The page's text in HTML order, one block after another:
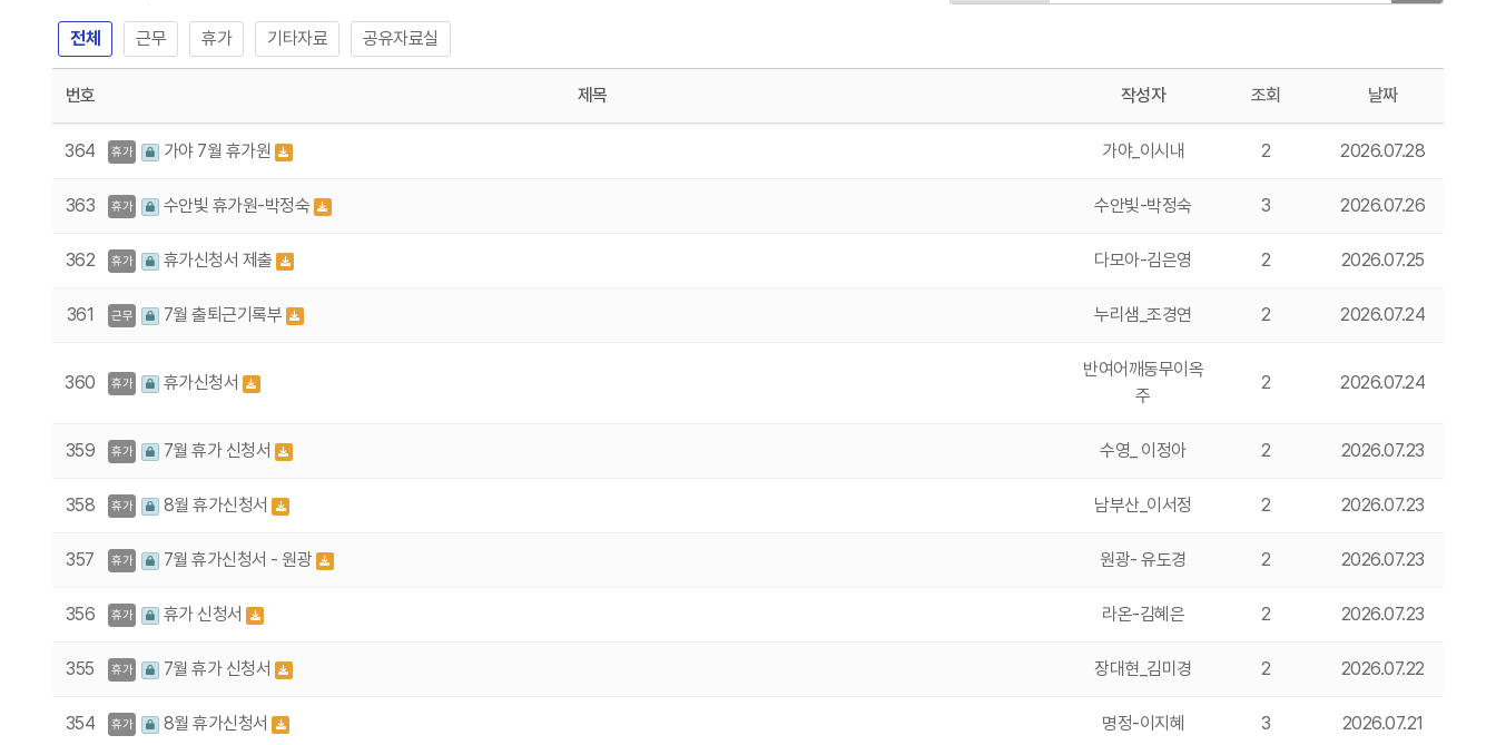
전체 근무 휴가 기타자료 공유자료실
번호 제목 작성자 조회 날짜
364 휴가 가야 7월 휴가원 가야_이시내 2 2026.07.28
363 휴가 수안빛 휴가원-박정숙 수안빛-박정숙 3 2026.07.26
362 휴가 휴가신청서 제출 다모아-김은영 2 2026.07.25
361 근무 7월 출퇴근기록부 누리샘_조경연 2 2026.07.24
360 휴가 휴가신청서
반여어깨동무이옥
주
2 2026.07.24
359 휴가 7월 휴가 신청서 수영_ 이정아 2 2026.07.23
358 휴가 8월 휴가신청서 남부산_이서정 2 2026.07.23
357 휴가 7월 휴가신청서 - 원광 원광- 유도경 2 2026.07.23
356 휴가 휴가 신청서 라온-김혜은 2 2026.07.23
355 휴가 7월 휴가 신청서 장대현_김미경 2 2026.07.22
354 휴가 8월 휴가신청서 명정-이지혜 3 2026.07.21